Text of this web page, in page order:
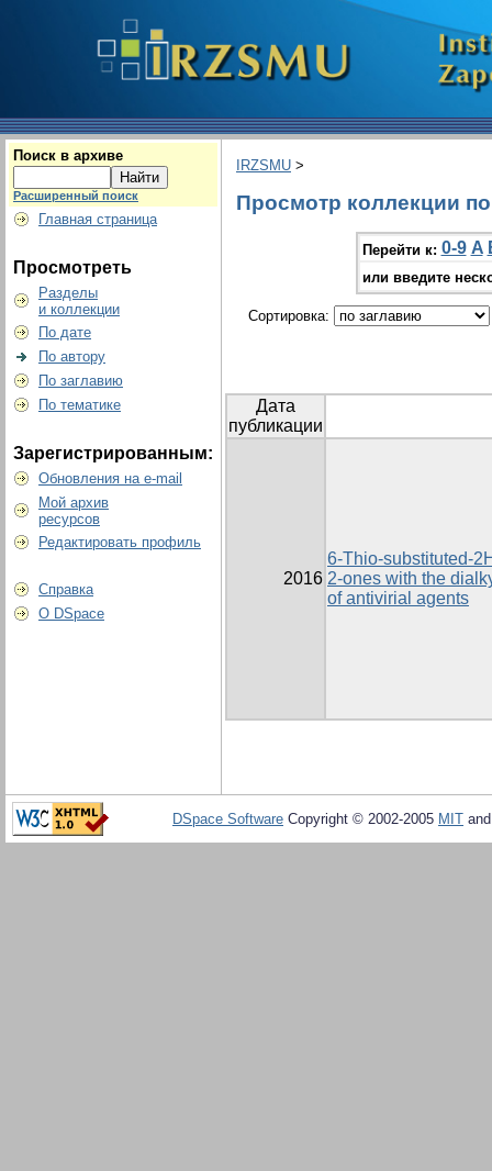
Поиск в архиве
Расширенный поиск
Главная страница
Просмотреть
Разделы
и коллекции
По дате
По автору
По заглавию
По тематике
Зарегистрированным:
Обновления на e-mail
Мой архив
ресурсов
Редактировать профиль
Справка
О DSpace
IRZSMU >
Просмотр коллекции
Перейти к: 0-9 A
или введите
Сортировка:
Дата
публикации
2016
6-Thio-substituted-
2-ones with the
of antivirial agents
DSpace Software Copyright © 2002-2005 MIT